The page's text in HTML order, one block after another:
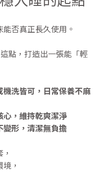
否真正長久使用。
點，打造出一張能「輕
洗皆可，日常保養不麻
心，維持乾爽潔淨
變形，清潔無負擔
，